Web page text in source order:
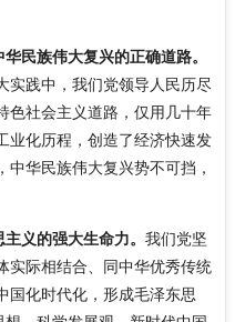
民族伟大复兴的正确道路。
实践中，我们党领导人民历尽
色社会主义道路，仅用几十年
业化历程，创造了经济快速发
华民族伟大复兴势不可挡，
义的强大生命力。 我们党坚
实际相结合、同中华优秀传统
国化时代化，形成毛泽东思